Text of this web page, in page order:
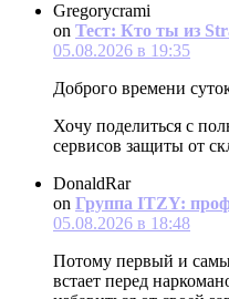
Gregorycrami
on Тест: Кто ты из
05.08.2026 в 19:35
Доброго времени
Хочу поделиться с
сервисов защиты от
DonaldRar
on Группа ITZY:
05.08.2026 в 18:48
Потому первый и
встает перед